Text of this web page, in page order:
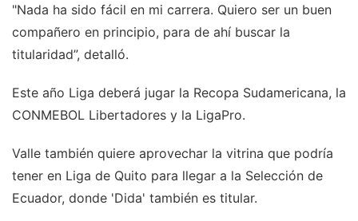
"Nada ha sido fácil en mi carrera. Quiero ser un buen
compañero en principio, para de ahí buscar la
titularidad”, detalló.
Este año Liga deberá jugar la Recopa Sudamericana, la
CONMEBOL Libertadores y la LigaPro.
Valle también quiere aprovechar la vitrina que podría
tener en Liga de Quito para llegar a la Selección de
Ecuador, donde 'Dida' también es titular.